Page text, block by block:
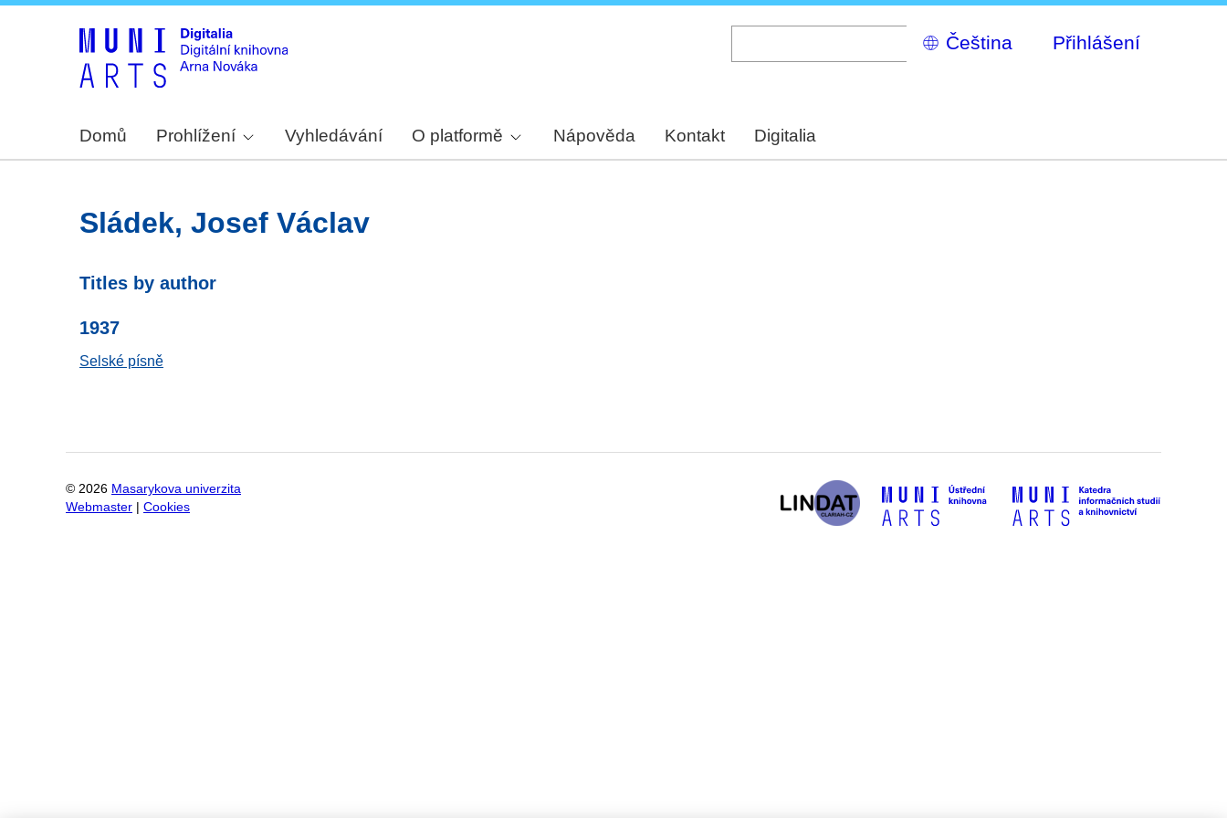
Select
your
Přihlášení
Domů Prohlížení Vyhledávání O platformě Nápověda Kontakt Digitalia
Sládek, Josef Václav
Titles by author
1937
Selské písně
© 2026 Masarykova univerzita
Webmaster
Cookies